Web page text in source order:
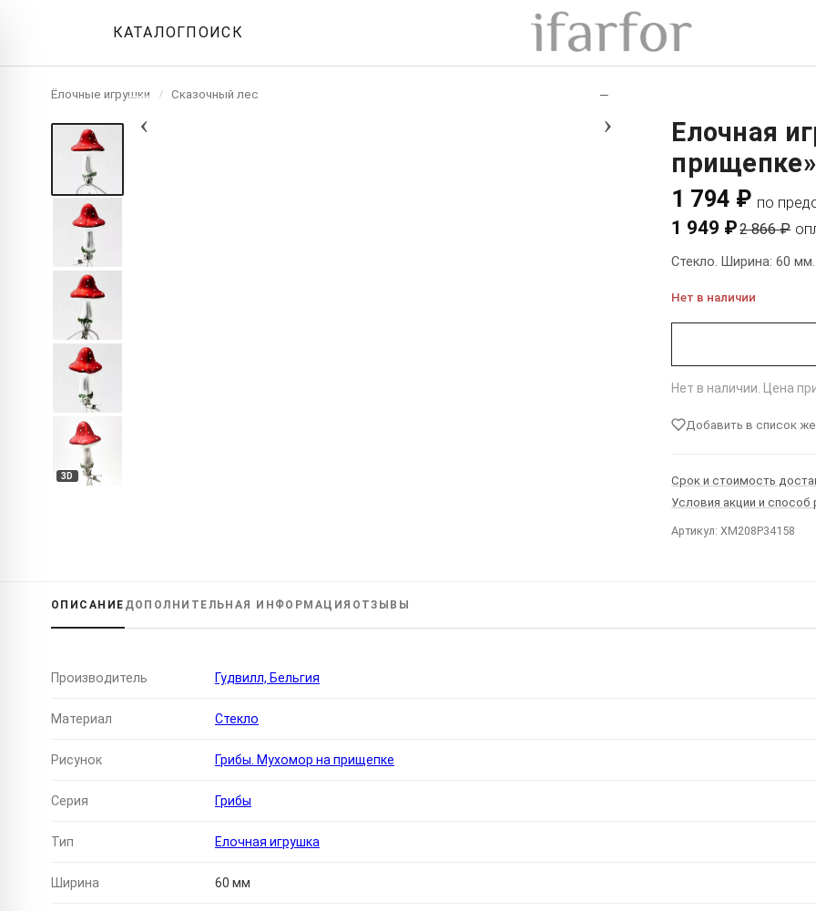
КАТАЛОГПОИСК
Ёлочные игрушки / Сказочный лес
‹ ›
+
−
3D
Елочная
1 794 ₽ по
1 949 ₽2 866 ₽
Стекло. Ширина: 60
Нет в наличии
Нет в наличии. Цена
Добавить в список
Срок и стоимость
Условия акции и способ
Артикул: XM208P34158
ОПИСАНИЕ ДОПОЛНИТЕЛЬНАЯ ИНФОРМАЦИЯ ОТЗЫВЫ
Производитель Гудвилл, Бельгия
Материал Стекло
Рисунок Грибы. Мухомор на прищепке
Серия Грибы
Тип Елочная игрушка
Ширина 60 мм